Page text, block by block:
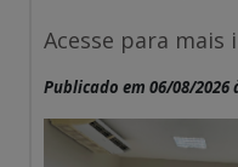
Acesse para mais
Publicado em 06/08/2026